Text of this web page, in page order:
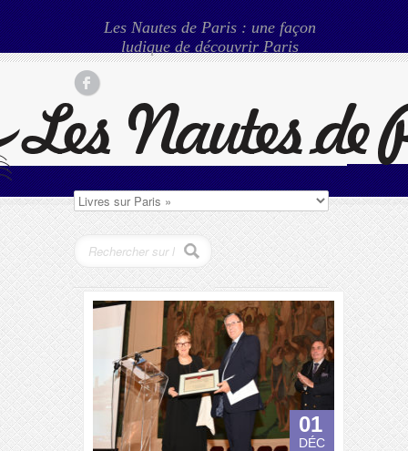
Les Nautes de Paris : une façon
ludique de découvrir Paris
01
DÉC